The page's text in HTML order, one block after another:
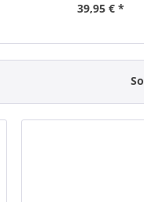
39,95 € *